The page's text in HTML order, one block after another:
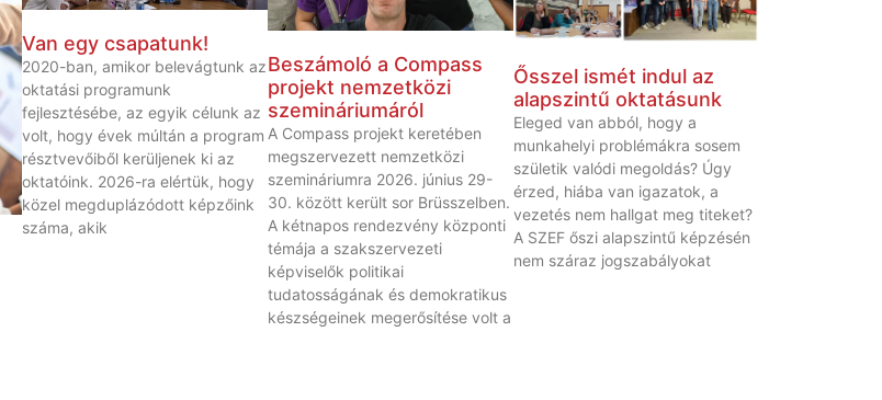
Van egy csapatunk!
2020-ban, amikor belevágtunk az
oktatási programunk
fejlesztésébe, az egyik célunk az
volt, hogy évek múltán a program
résztvevőiből kerüljenek ki az
oktatóink. 2026-ra elértük, hogy
közel megduplázódott képzőink
száma, akik
Beszámoló a Compass
projekt nemzetközi
szemináriumáról
A Compass projekt keretében
megszervezett nemzetközi
szemináriumra 2026. június 29-
30. között került sor Brüsszelben.
A kétnapos rendezvény központi
témája a szakszervezeti
képviselők politikai
tudatosságának és demokratikus
készségeinek megerősítése volt a
Ősszel ismét indul az
alapszintű oktatásunk
Eleged van abból, hogy a
munkahelyi problémákra sosem
születik valódi megoldás? Úgy
érzed, hiába van igazatok, a
vezetés nem hallgat meg titeket?
A SZEF őszi alapszintű képzésén
nem száraz jogszabályokat